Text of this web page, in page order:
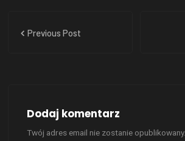
Previous Post
Dodaj komentarz
Twój adres email nie zostanie opublikowany.